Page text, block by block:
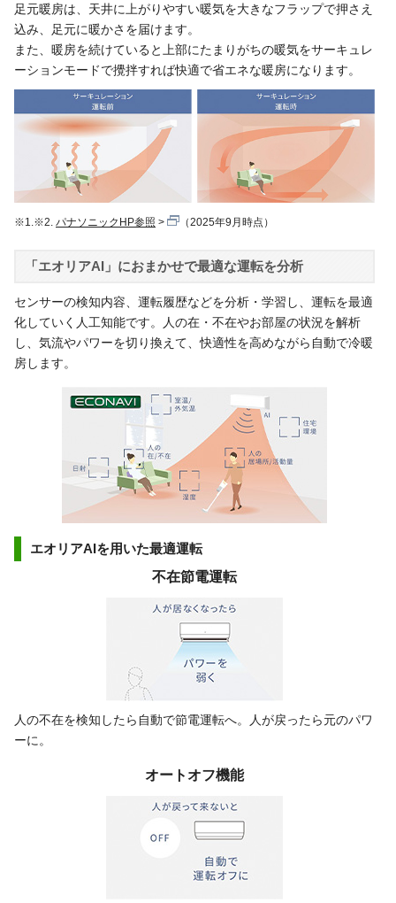
足元暖房は、天井に上がりやすい暖気を大きなフラップで押さえ
込み、足元に暖かさを届けます。
また、暖房を続けていると上部にたまりがちの暖気をサーキュレ
ーションモードで攪拌すれば快適で省エネな暖房になります。
※1.※2. パナソニックHP参照 （2025年9月時点）
「エオリアAI」におまかせで最適な運転を分析
センサーの検知内容、運転履歴などを分析・学習し、運転を最適
化していく人工知能です。人の在・不在やお部屋の状況を解析
し、気流やパワーを切り換えて、快適性を高めながら自動で冷暖
房します。
エオリアAIを用いた最適運転
不在節電運転
人の不在を検知したら自動で節電運転へ。人が戻ったら元のパワ
ーに。
オートオフ機能